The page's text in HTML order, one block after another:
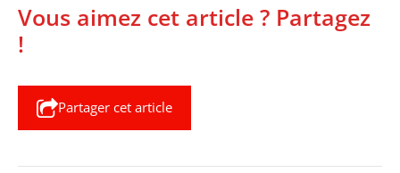
Vous aimez cet article ? Partagez
!
Partager cet article